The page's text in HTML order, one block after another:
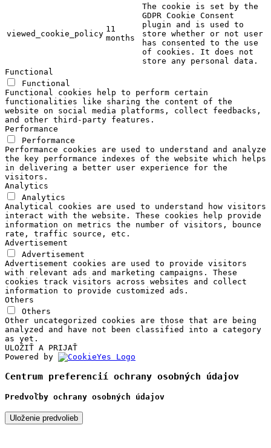
viewed_cookie_policy
11
months
The cookie is set by the
GDPR Cookie Consent
plugin and is used to
store whether or not user
has consented to the use
of cookies. It does not
store any personal data.
Functional
Functional
Functional cookies help to perform certain
functionalities like sharing the content of the
website on social media platforms, collect feedbacks,
and other third-party features.
Performance
Performance
Performance cookies are used to understand and analyze
the key performance indexes of the website which helps
in delivering a better user experience for the
visitors.
Analytics
Analytics
Analytical cookies are used to understand how visitors
interact with the website. These cookies help provide
information on metrics the number of visitors, bounce
rate, traffic source, etc.
Advertisement
Advertisement
Advertisement cookies are used to provide visitors
with relevant ads and marketing campaigns. These
cookies track visitors across websites and collect
information to provide customized ads.
Others
Others
Other uncategorized cookies are those that are being
analyzed and have not been classified into a category
as yet.
ULOŽIŤ A PRIJAŤ
Powered by
Centrum preferencií ochrany osobných údajov
Predvoľby ochrany osobných údajov